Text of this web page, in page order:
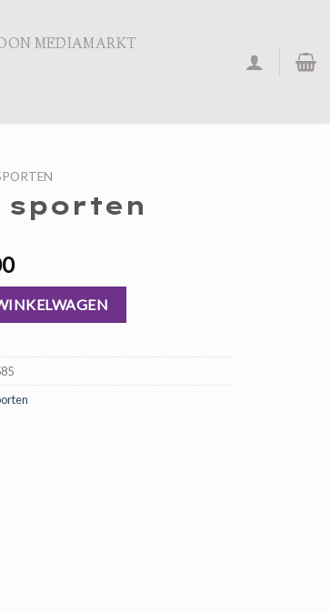
MEDIAMARKT
sporten
Huidige
prijs
is:
€ 44,00.